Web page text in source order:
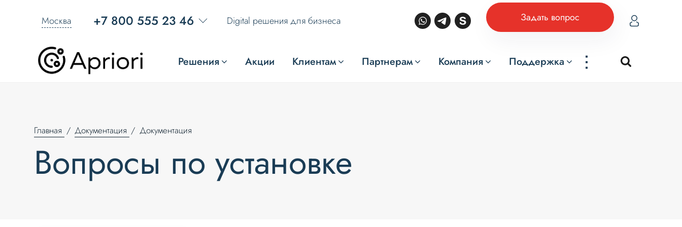
Москва +7 800 555 23 46 Digital решения для бизнеса Задать вопрос
Решения Акции Клиентам Партнерам Компания Поддержка ...
Главная Документация Документация
Вопросы по установке